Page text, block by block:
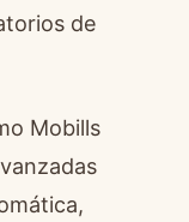
de
Mobills